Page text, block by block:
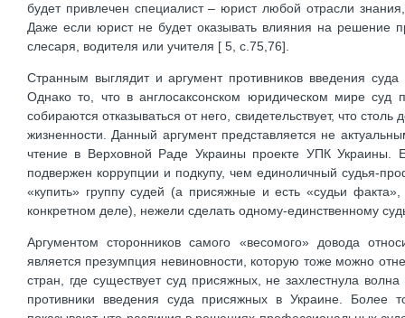
будет привлечен специалист – юрист любой отрасли
Даже если юрист не будет оказывать влияния на решение
слесаря, водителя или учителя [ 5, с.75,76].
Странным выглядит и аргумент противников введения
Однако то, что в англосаксонском юридическом мире
собираются отказываться от него, свидетельствует, что
жизненности. Данный аргумент представляется не
чтение в Верховной Раде Украины проекте УПК Украины.
подвержен коррупции и подкупу, чем единоличный судья-
«купить» группу судей (а присяжные и есть «судьи
конкретном деле), нежели сделать одному-единственному
Аргументом сторонников самого «весомого» довода
является презумпция невиновности, которую тоже можно
стран, где существует суд присяжных, не захлестнула
противники введения суда присяжных в Украине. Более